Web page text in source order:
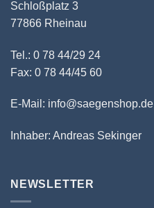
Schloßplatz 3
77866 Rheinau
Tel.: 0 78 44/29 24
Fax: 0 78 44/45 60
E-Mail: info@saegenshop.de
Inhaber: Andreas Sekinger
NEWSLETTER